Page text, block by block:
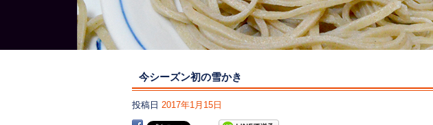
今シーズン初の雪かき
投稿日 2017年1月15日